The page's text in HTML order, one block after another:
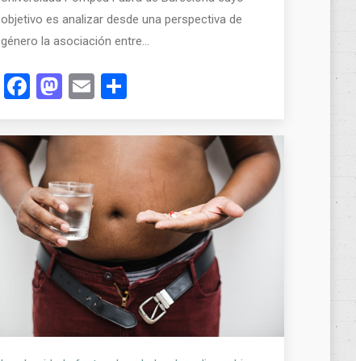
objetivo es analizar desde una perspectiva de
género la asociación entre…
Facebook
Mastodon
Email